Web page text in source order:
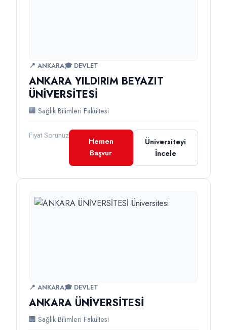
📍 ANKARA🎓 DEVLET
ANKARA YILDIRIM BEYAZIT
ÜNİVERSİTESİ
🏢 Sağlık Bilimleri Fakültesi
Fiyat Sorunuz
Hemen
Başvur
Üniversiteyi
İncele
📍 ANKARA🎓 DEVLET
ANKARA ÜNİVERSİTESİ
🏢 Sağlık Bilimleri Fakültesi